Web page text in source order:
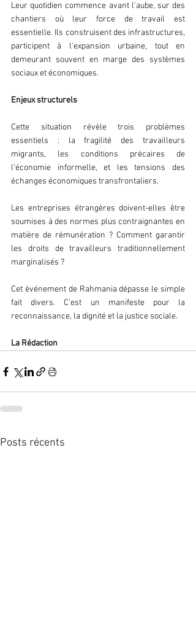
Leur quotidien commence avant l'aube, sur des
chantiers où leur force de travail est
essentielle. Ils construisent des infrastructures,
participent à l'expansion urbaine, tout en
demeurant souvent en marge des systèmes
sociaux et économiques.
Enjeux structurels
Cette situation révèle trois problèmes
essentiels : la fragilité des travailleurs
migrants, les conditions précaires de
l'économie informelle, et les tensions des
échanges économiques transfrontaliers.
Les entreprises étrangères doivent-elles être
soumises à des normes plus contraignantes en
matière de rémunération ? Comment garantir
les droits de travailleurs traditionnellement
marginalisés ?
Cet événement de Rahmania dépasse le simple
fait divers. C'est un manifeste pour la
reconnaissance, la dignité et la justice sociale.
La Rédaction
Posts récents